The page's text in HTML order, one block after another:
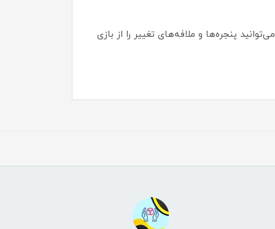
می‌کنید می‌توانید پنجره‌ها و ملافه‌های تغییر را از بازی